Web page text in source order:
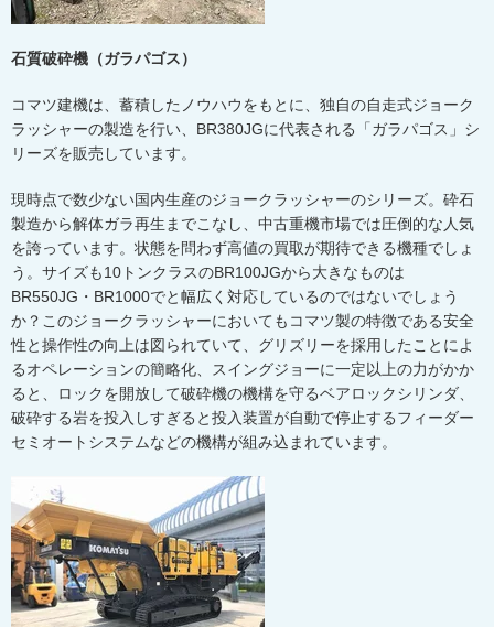
石質破砕機（ガラパゴス）
コマツ建機は、蓄積したノウハウをもとに、独自の自走式ジョーク
ラッシャーの製造を行い、 BR380JGに代表される「ガラパゴス」シ
リーズを販売しています。
現時点で数少ない国内生産のジョークラッシャーのシリーズ。砕石
製造から解体ガラ再生までこなし、中古重機市場では圧倒的な人気
を誇っています。状態を問わず高値の買取が期待できる機種でしょ
う。サイズも10 トンクラスのBR100JGから大きなものは
BR550JG ・ BR1000でと幅広く対応しているのではないでしょう
か？このジョークラッシャーにおいてもコマツ製の特徴である安全
性と操作性の向上は図られていて、グリズリーを採用したことによ
るオペレーションの簡略化、スイングジョーに一定以上の力がかか
ると、ロックを開放して破砕機の機構を守るベアロックシリンダ、
破砕する岩を投入しすぎると投入装置が自動で停止するフィーダー
セミオートシステムなどの機構が組み込まれています。